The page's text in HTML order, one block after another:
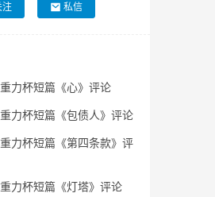
注 私信
力杯短篇《心》评论
力杯短篇《包债人》评论
力杯短篇《第四条款》评
力杯短篇《灯塔》评论